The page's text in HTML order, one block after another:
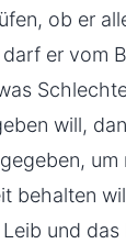
ob er
er vom
will,
behalten
und das